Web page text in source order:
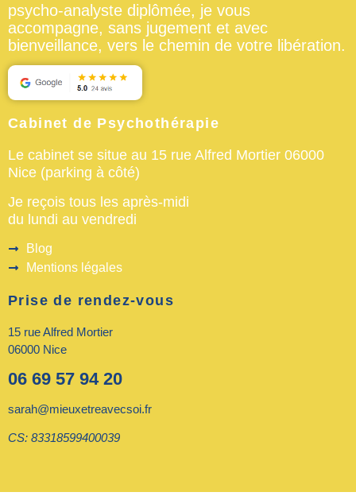
psycho-analyste diplômée, je vous
accompagne, sans jugement et avec
bienveillance, vers le chemin de votre libération.
Cabinet de Psychothérapie
Le cabinet se situe au 15 rue Alfred Mortier 06000
Nice (parking à côté)
Je reçois tous les après-midi
du lundi au vendredi
Blog
Mentions légales
Prise de rendez-vous
15 rue Alfred Mortier
06000 Nice
06 69 57 94 20
sarah@mieuxetreavecsoi.fr
CS: 83318599400039